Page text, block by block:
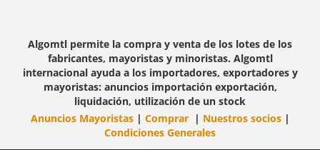
Algomtl permite la compra y venta de los lotes de los
fabricantes, mayoristas y minoristas. Algomtl
internacional ayuda a los importadores, exportadores y
mayoristas: anuncios importación exportación,
liquidación, utilización de un stock
Anuncios Mayoristas| Comprar| Nuestros socios|
Condiciones Generales